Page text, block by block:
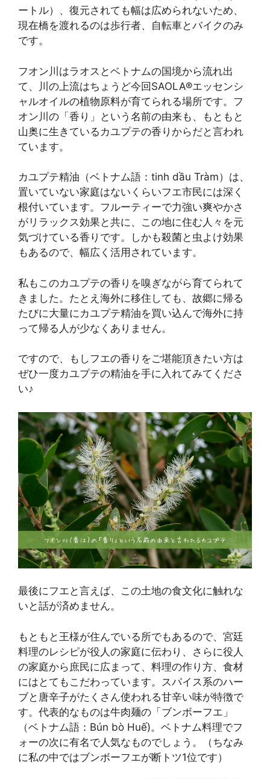
ートル）、復元されても幅は広められないため、
現在橋を渡れるのは歩行者、自転車とバイクのみ
です。
フオン川はラオスとベトナムの国境から流れ出
て、川の上流はちょうど今回SAOLA®エッセンシ
ャルオイルの植物原料が育てられる場所です。フ
オン川の「香り」という名前の由来も、もともと
山奥に生きているカユプテの香りからだと言われ
ています。
カユプテ精油（ベトナム語：tinh dầu Tràm）は、
置いていない家庭はないくらいフエ市民には深く
根付いています。フルーティーで力強い爽やかさ
がリラックス効果と共に、この地に住む人々を元
気づけている香りです。しかも殺菌と虫よけ効果
もあるので、幅広く活用されています。
私もこのカユプテの香りを嗅ぎながら育てられて
きました。たとえ海外に移住しても、故郷に帰る
たびに大量にカユプテ精油を買い込んで海外に持
って帰る人が少なくありません。
ですので、もしフエの香りをご堪能頂きたい方は
ぜひ一度カユプテの精油を手に入れてみてくださ
い♪
最後にフエと言えば、この土地の食文化に触れな
いと話が済めません。
もともと王様が住んでいる所でもあるので、宮廷
料理のレシピが役人の家庭に伝わり、さらに役人
の家庭から庶民に広まって、料理の作り方、食材
にはとてもこだわっています。スパイス系のハー
ブと唐辛子がたくさん使われる甘辛い味が特徴で
す。代表的なものは牛肉麺の「ブンボーフエ」
（ベトナム語：Bún bò Huế)。ベトナム料理でフ
ォーの次に有名で人気なものでしょう。（ちなみ
に私の中ではブンボーフエが断トツ1位です）